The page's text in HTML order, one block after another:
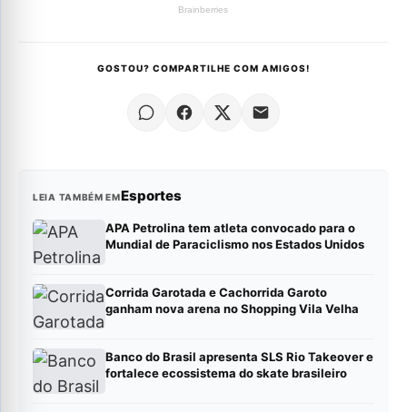
GOSTOU? COMPARTILHE COM AMIGOS!
LEIA TAMBÉM EMEsportes
APA Petrolina tem atleta convocado para o
Mundial de Paraciclismo nos Estados Unidos
Corrida Garotada e Cachorrida Garoto
ganham nova arena no Shopping Vila Velha
Banco do Brasil apresenta SLS Rio Takeover e
fortalece ecossistema do skate brasileiro